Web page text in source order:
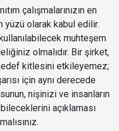
çalışmalarınızın en
yüzü olarak kabul edilir.
muhteşem
olmalıdır. Bir şirket,
kitlesini etkileyemez;
için aynı derecede
nişinizi ve insanların
açıklaması